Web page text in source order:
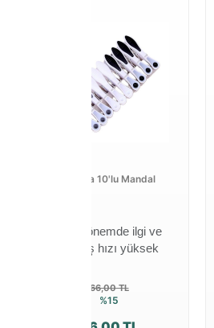
Alkaya 10'lu Mandal
Son dönemde ilgi ve
sipariş hızı yüksek
66,00 TL
%15